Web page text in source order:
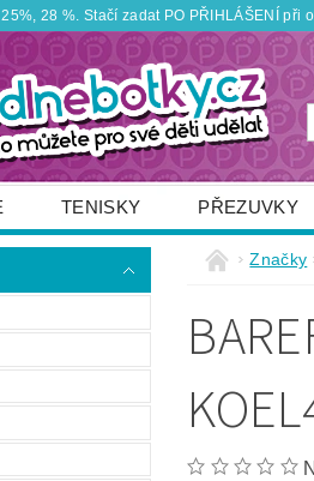
28 %. Stačí zadat PO PŘIHLÁŠENÍ
TENISKY PŘEZUVKY
OBUTEX
PRODEJNY
Značky